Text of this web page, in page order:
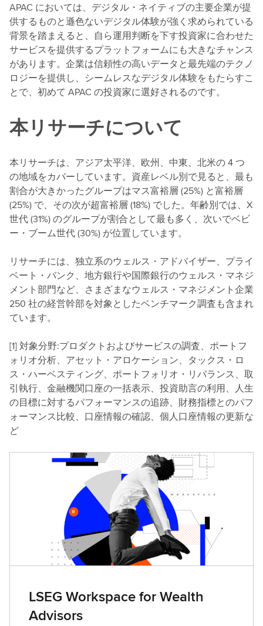
APAC においては、デジタル・ネイティブの主要企業が提
供するものと遜色ないデジタル体験が強く求められている
背景を踏まえると、自ら運用判断を下す投資家に合わせた
サービスを提供するプラットフォームにも大きなチャンス
があります。企業は信頼性の高いデータと最先端のテクノ
ロジーを提供し、シームレスなデジタル体験をもたらすこ
とで、初めて APAC の投資家に選好されるのです。
本リサーチについて
本リサーチは、アジア太平洋、欧州、中東、北米の 4 つ
の地域をカバーしています。資産レベル別で見ると、最も
割合が大きかったグループはマス富裕層 (25%) と富裕層
(25%) で、その次が超富裕層 (18%) でした。年齢別では、X
世代 (31%) のグループが割合として最も多く、次いでベビ
ー・ブーム世代 (30%) が位置しています。
リサーチには、独立系のウェルス・アドバイザー、プライ
ベート・バンク、地方銀行や国際銀行のウェルス・マネジ
メント部門など、さまざまなウェルス・マネジメント企業
250 社の経営幹部を対象としたベンチマーク調査も含まれ
ています。
[1] 対象分野:プロダクトおよびサービスの調査、ポートフ
ォリオ分析、アセット・アロケーション、タックス・ロ
ス・ハーベスティング、ポートフォリオ・リバランス、取
引執行、金融機関口座の一括表示、投資助言の利用、人生
の目標に対するパフォーマンスの追跡、財務指標とのパフ
ォーマンス比較、口座情報の確認、個人口座情報の更新な
ど
LSEG Workspace for Wealth
Advisors